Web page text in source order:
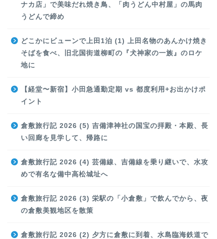
ナカ店」で美味だれ焼き鳥、「肉うどん中村屋」の馬肉
うどんで締め
どこかにビューンで上田1泊 (1) 上田名物のあんかけ焼き
そばを食べ、旧北国街道柳町の『犬神家の一族』のロケ
地に
【経堂〜新宿】小田急通勤定期 vs 都度利用+お出かけポ
イント
倉敷旅行記 2026 (5) 吉備津神社の国宝の拝殿・本殿、長
い回廊を見学して、帰路に
倉敷旅行記 2026 (4) 芸備線、吉備線を乗り継いで、水攻
めで有名な備中高松城址へ
倉敷旅行記 2026 (3) 栄駅の「小倉敷」で飲んでから、夜
の倉敷美観地区を散策
倉敷旅行記 2026 (2) 夕方に倉敷に到着、水島臨海鉄道で